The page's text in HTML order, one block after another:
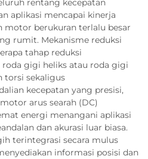
rentang kecepatan
aplikasi mencapai kinerja
berukuran terlalu besar
rumit. Mekanisme reduksi
tahap reduksi
gigi heliks atau roda gigi
torsi sekaligus
kecepatan yang presisi,
arus searah (DC)
energi menangani aplikasi
dan akurasi luar biasa.
terintegrasi secara mulus
informasi posisi dan